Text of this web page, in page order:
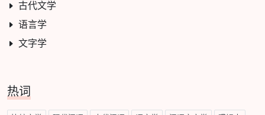
古代文学
语言学
文字学
热词